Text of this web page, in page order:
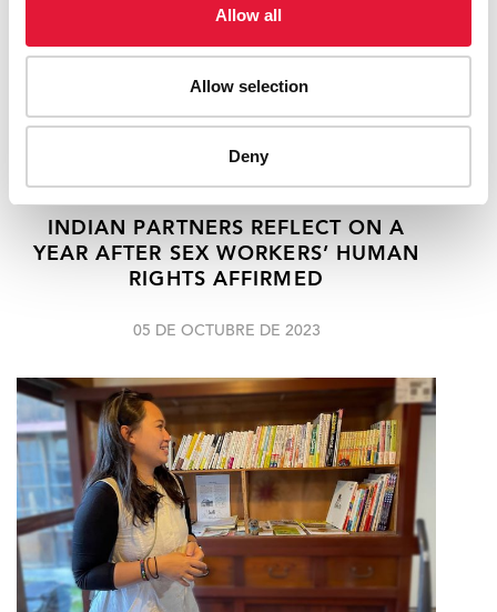
Allow all
Allow selection
Deny
INDIAN PARTNERS REFLECT ON A
YEAR AFTER SEX WORKERS’ HUMAN
RIGHTS AFFIRMED
05 DE OCTUBRE DE 2023